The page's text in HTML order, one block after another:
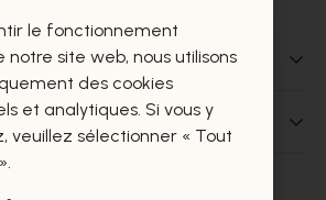
ce produit?
le fonctionnement
notre site web, nous utilisons
des cookies
et analytiques. Si vous y
veuillez sélectionner « Tout